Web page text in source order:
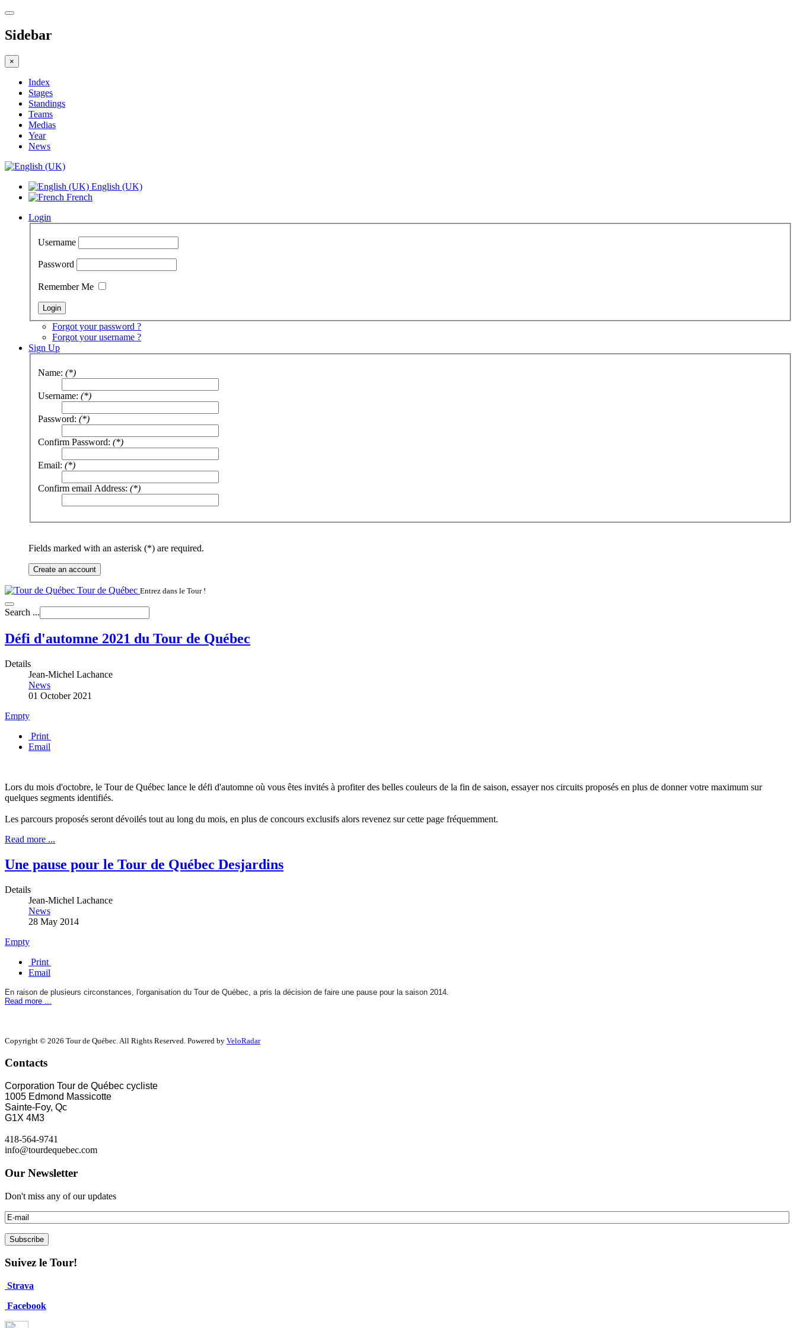
Sidebar
×
Index
Stages
Standings
Teams
Medias
Year
News
English (UK)
French
Login
Username
Password
Remember Me
Forgot your password ?
Forgot your username ?
Sign Up
Name: (*)
Username: (*)
Password: (*)
Confirm Password: (*)
Email: (*)
Confirm email Address: (*)
Fields marked with an asterisk (*) are required.
Create an account
Tour de Québec Entrez dans le Tour !
Search ...
Défi d'automne 2021 du Tour de Québec
Details
Jean-Michel Lachance
News
01 October 2021
Empty
Print
Email
Lors du mois d'octobre, le Tour de Québec lance le défi d'automne où vous êtes invités à profiter des belles couleurs de la fin de saison, essayer nos circuits proposés en plus de donner votre maximum sur
quelques segments identifiés.
Les parcours proposés seront dévoilés tout au long du mois, en plus de concours exclusifs alors revenez sur cette page fréquemment.
Read more ...
Une pause pour le Tour de Québec Desjardins
Details
Jean-Michel Lachance
News
28 May 2014
Empty
Print
Email
En raison de plusieurs circonstances, l'organisation du Tour de Québec, a pris la décision de faire une pause pour la saison 2014.
Read more ...
Copyright © 2026 Tour de Québec. All Rights Reserved. Powered by VeloRadar
Contacts
Corporation Tour de Québec cycliste
1005 Edmond Massicotte
Sainte-Foy, Qc
G1X 4M3
418-564-9741
info@tourdequebec.com
Our Newsletter
Don't miss any of our updates
Suivez le Tour!
Strava
Facebook